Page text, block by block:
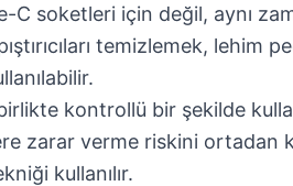
C soketleri için değil, aynı
temizlemek, lehim
kontrollü bir şekilde
zarar verme riskini ortadan
kullanılır.